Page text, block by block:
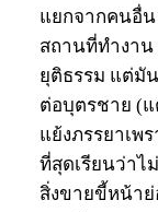
แยกจากคนอื่
สถานที่ทำงาน
ยุติธรรม แต่มั
ต่อบุตรชาย (
แย้งภรรยาเพ
ที่สุดเรียนว่าไ
สิ่งขายขี้หน้า